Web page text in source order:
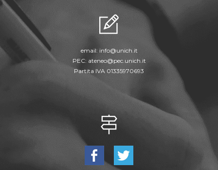
email: info@unich.it
PEC: ateneo@pec.unich.it
Partita IVA 01335970693